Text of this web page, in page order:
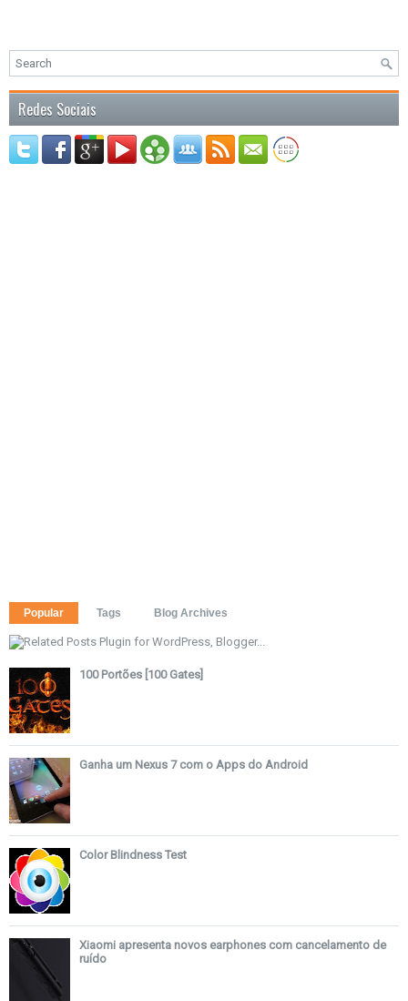
Redes Sociais
Popular Tags Blog Archives
100 Portões [100 Gates]
Ganha um Nexus 7 com o Apps do Android
Color Blindness Test
Xiaomi apresenta novos earphones com cancelamento de
ruído